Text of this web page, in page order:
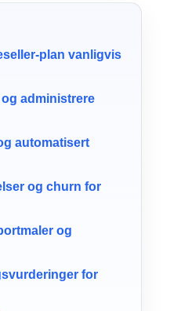
plan vanligvis
administrere
automatisert
og churn for
og
for